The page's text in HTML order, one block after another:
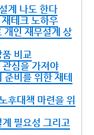
계 나도 한다
테크 노하우
인 재무설계 상
비교
심을 가져야
비를 위한 재테
대책 마련을 위
필요성 그리고